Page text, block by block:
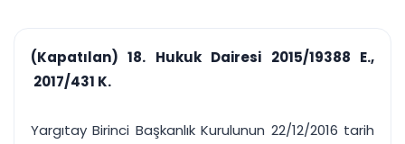
Duruşma ve görev
takvimi
Hatırlatma ve
takibi
(Kapatılan) 18. Hukuk Dairesi 2015/19388 E.,
2017/431 K.
Yargıtay Birinci Başkanlık Kurulunun 22/12/2016 tarih